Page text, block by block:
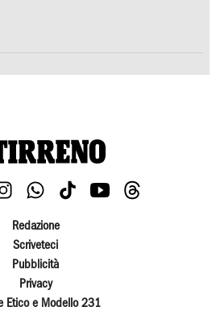
Redazione
Scriveteci
Pubblicità
Privacy
Etico e Modello 231